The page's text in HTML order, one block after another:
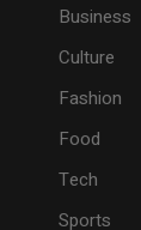
Business
Culture
Fashion
Food
Tech
Sports